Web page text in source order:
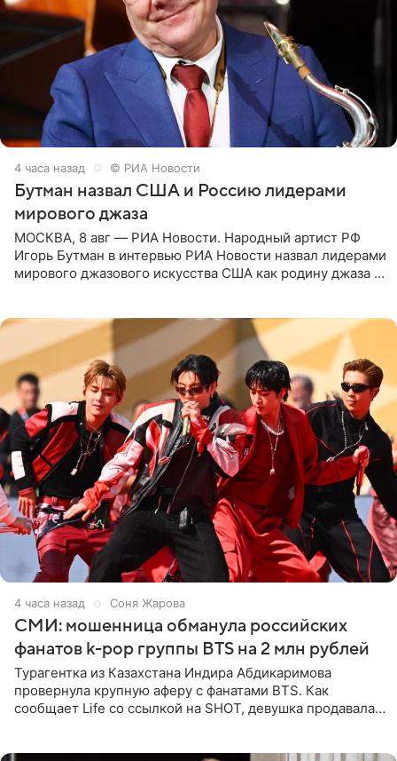
4 часа назад © РИА Новости
Бутман назвал США и Россию лидерами
мирового джаза
МОСКВА, 8 авг — РИА Новости. Народный артист РФ
Игорь Бутман в интервью РИА Новости назвал лидерами
мирового джазового искусства США как родину джаза и
4 часа назад Соня Жарова
СМИ: мошенница обманула российских
фанатов k-pop группы BTS на 2 млн рублей
Турагентка из Казахстана Индира Абдикаримова
провернула крупную аферу с фанатами BTS. Как
сообщает Life со ссылкой на SHOT, девушка продавала